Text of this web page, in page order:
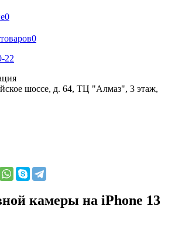
0
0
22
шоссе, д. 64, ТЦ "Алмаз", 3 этаж,
камеры на iPhone 13